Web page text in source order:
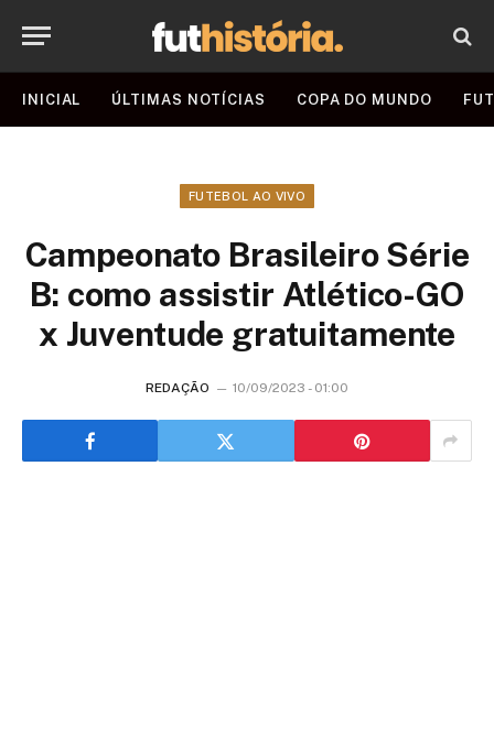
INICIAL ÚLTIMAS NOTÍCIAS COPA DO MUNDO
FUTEBOL AO VIVO
Campeonato Brasileiro Série
B: como assistir Atlético-GO
x Juventude gratuitamente
REDAÇÃO 10/09/2023 - 01:00